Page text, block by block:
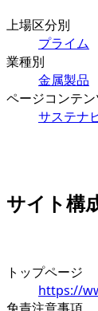
上場区分別
プライム
業種別
金属製品
ページコンテ
サステナ
サイト構
トップページ
https://
免責注意事項